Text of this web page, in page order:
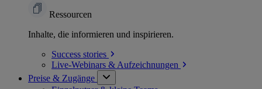
Ressourcen
Inhalte, die informieren und inspirieren.
Success stories
Live-Webinars & Aufzeichnungen
Preise & Zugänge